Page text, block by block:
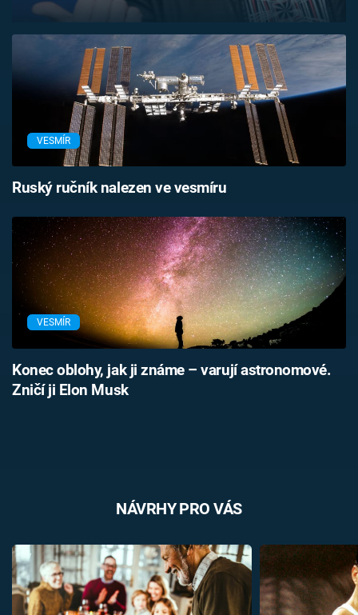
Přihlášení
VESMÍR
Ruský ručník nalezen ve vesmíru
VESMÍR
Konec oblohy, jak ji známe – varují astronomové.
Zničí ji Elon Musk
NÁVRHY PRO VÁS